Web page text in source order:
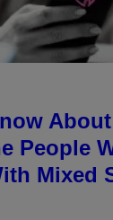
People
Mixed